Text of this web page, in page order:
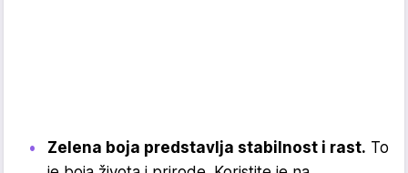
Zelena boja predstavlja stabilnost i rast. To